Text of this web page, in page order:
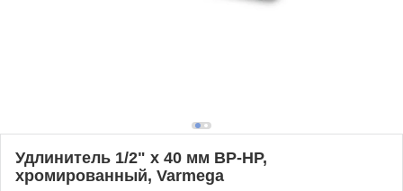
Удлинитель 1/2" x 40 мм ВР-НР,
хромированный, Varmega